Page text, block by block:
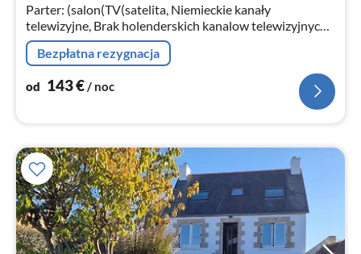
Parter: (salon(TV(satelita, Niemieckie kanały
telewizyjne, Brak holenderskich kanalow telewizyjnych),
kominek)
Bezpłatna rezygnacja
od 143€/ noc